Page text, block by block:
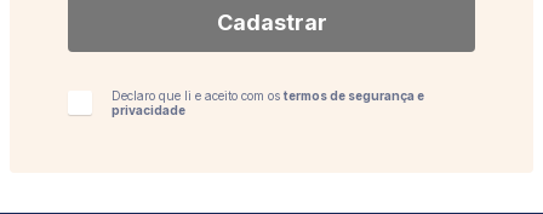
Validade: Indeterminada.Cadastrar
Declaro que li e aceito com os termos de segurança e
privacidade